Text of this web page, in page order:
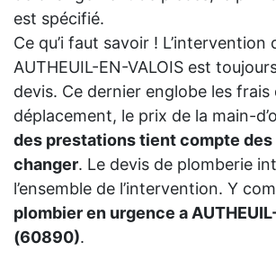
est spécifié.
Ce qu’i faut savoir ! L’intervention
AUTHEUIL-EN-VALOIS est
devis. Ce dernier englobe les frais
déplacement, le prix de la main-
des prestations tient compte des
changer. Le devis de plomberie
l’ensemble de l’intervention. Y
plombier en urgence a
(60890).